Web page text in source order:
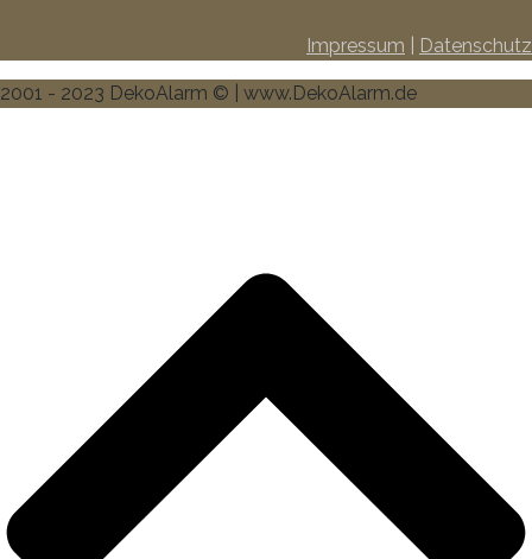
Impressum Datenschutz
2001 - 2023 DekoAlarm © | www.DekoAlarm.de